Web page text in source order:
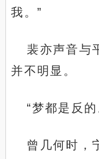
我。”
裴亦声音与
并不明显。
“梦都是反的
曾几何时，